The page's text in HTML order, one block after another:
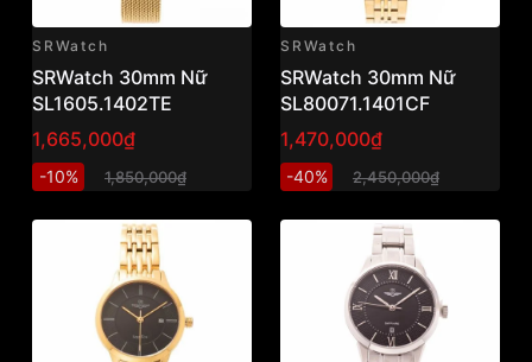
SRWatch
SRWatch 30mm Nữ
SL1605.1402TE
1,665,000₫
-10% 1,850,000₫
SRWatch
SRWatch 30mm Nữ
SL80071.1401CF
1,470,000₫
-40% 2,450,000₫